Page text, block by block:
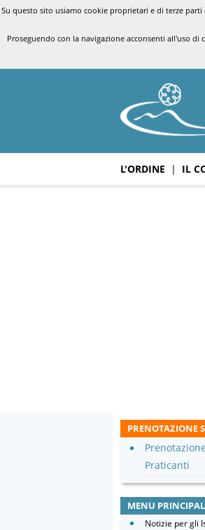
Su questo sito usiamo cookie proprietari e di terze
Proseguendo con la navigazione acconsenti all'uso
L'ORDINE | IL
PRENOTAZIONE
Praticanti
MENU
Notizie per gli